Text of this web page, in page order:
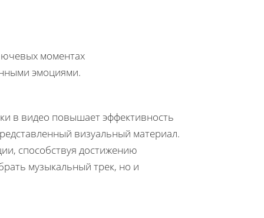
моментах
эмоциями.
в видео повышает эффективность
визуальный материал.
способствуя достижению
музыкальный трек, но и